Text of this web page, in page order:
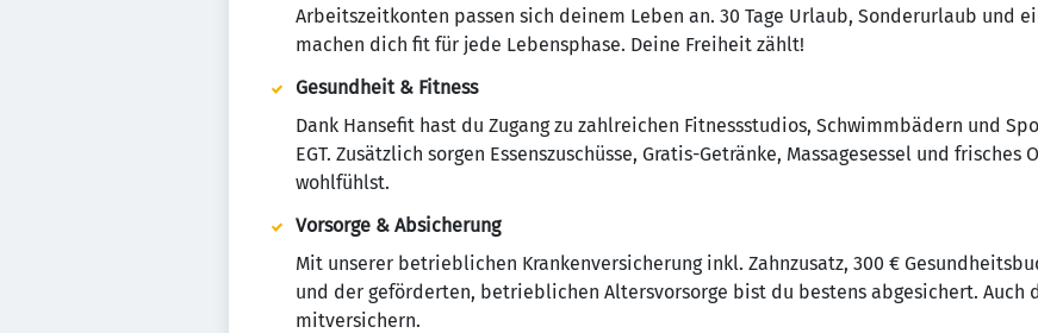
Arbeitszeitkonten passen sich deinem Leben an. 30 Tage Urlaub, Sonderurlaub und
machen dich fit für jede Lebensphase. Deine Freiheit zählt!
Gesundheit & Fitness
Dank Hansefit hast du Zugang zu zahlreichen Fitnessstudios, Schwimmbädern und
EGT. Zusätzlich sorgen Essenszuschüsse, Gratis-Getränke, Massagesessel und
wohlfühlst.
Vorsorge & Absicherung
Mit unserer betrieblichen Krankenversicherung inkl. Zahnzusatz, 300 €
und der geförderten, betrieblichen Altersvorsorge bist du bestens abgesichert. Auch
mitversichern.